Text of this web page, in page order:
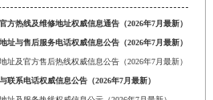
方热线及维修地址权威信息通告（2026年7月最新）
址与售后服务电话权威信息公告（2026年7月最新）
址及官方售后热线权威信息公告（2026年7月最新）
联系电话权威信息公告（2026年7月最新）